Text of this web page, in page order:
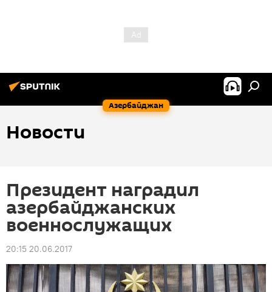
Азербайджан
Новости
Президент наградил
азербайджанских
военнослужащих
20:15 20.06.2017